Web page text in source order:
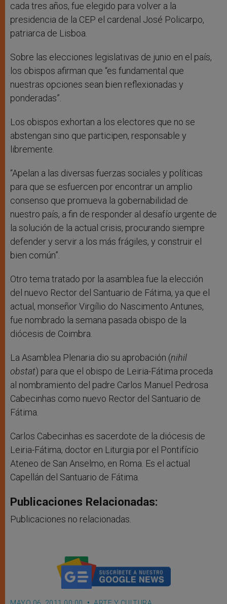
cada tres años, fue elegido para volver a la
presidencia de la CEP el cardenal José Policarpo,
patriarca de Lisboa.
Sobre las elecciones legislativas de junio en el país,
los obispos afirman que “es fundamental que
nuestras opciones sean bien reflexionadas y
ponderadas”.
Los obispos exhortan a los electores que no se
abstengan sino que participen, responsable y
libremente.
“Apelan a las diversas fuerzas sociales y políticas
para que se esfuercen por encontrar un amplio
consenso que promueva la gobernabilidad de
nuestro país, a fin de responder al desafío urgente de
la solución de la actual crisis, procurando siempre
defender y servir a los más frágiles, y construir el
bien común”.
Otro tema tratado por la asamblea fue la elección
del nuevo Rector del Santuario de Fátima, ya que el
actual, monseñor Virgílio do Nascimento Antunes,
fue nombrado la semana pasada obispo de la
diócesis de Coimbra.
La Asamblea Plenaria dio su aprobación (nihil
obstat) para que el obispo de Leiria-Fátima proceda
al nombramiento del padre Carlos Manuel Pedrosa
Cabecinhas como nuevo Rector del Santuario de
Fátima.
Carlos Cabecinhas es sacerdote de la diócesis de
Leiria-Fátima, doctor en Liturgia por el Pontifício
Ateneo de San Anselmo, en Roma. Es el actual
Capellán del Santuario de Fátima.
Publicaciones Relacionadas:
Publicaciones no relacionadas.